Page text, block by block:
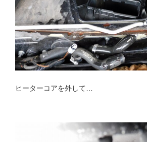
ヒーターコアを外して…